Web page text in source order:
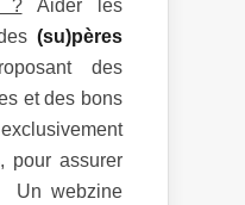
?Aider les
(su)pères
des
et des bons
pour assurer
Un webzine